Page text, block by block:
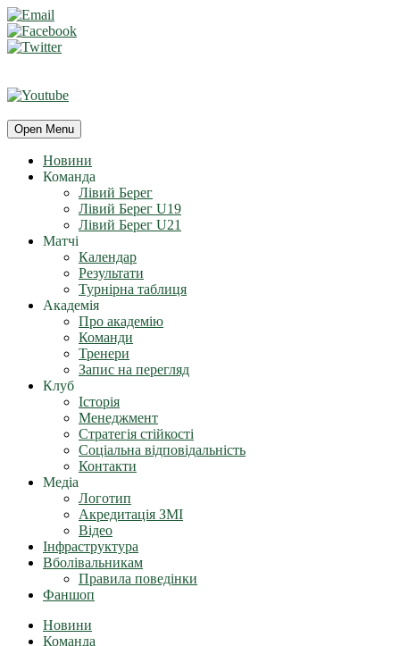
Open Menu
Новини
Команда
Лівий Берег
Лівий Берег U19
Лівий Берег U21
Матчі
Календар
Результати
Турнірна таблиця
Академія
Про академію
Команди
Тренери
Запис на перегляд
Клуб
Історія
Менеджмент
Стратегія стійкості
Соціальна відповідальність
Контакти
Медіа
Логотип
Акредитація ЗМІ
Відео
Інфраструктура
Вболівальникам
Правила поведінки
Фаншоп
Новини
Команда